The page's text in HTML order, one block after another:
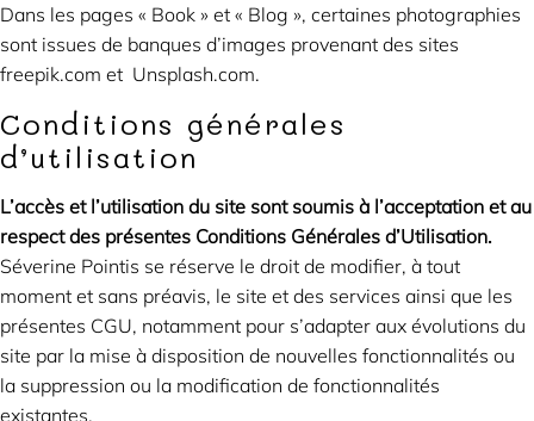
Dans les pages « Book » et « Blog », certaines photographies
sont issues de banques d’images provenant des sites
freepik.com et Unsplash.com.
Conditions générales
d’utilisation
L’accès et l’utilisation du site sont soumis à l’acceptation et au
respect des présentes Conditions Générales d’Utilisation.
Séverine Pointis se réserve le droit de modifier, à tout
moment et sans préavis, le site et des services ainsi que les
présentes CGU, notamment pour s’adapter aux évolutions du
site par la mise à disposition de nouvelles fonctionnalités ou
la suppression ou la modification de fonctionnalités
existantes.